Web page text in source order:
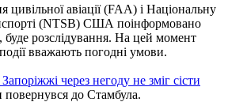
цивільної авіації (FAA) і Національну
(NTSB) США поінформовано
буде розслідування. На цей момент
вважають погодні умови.
через негоду не зміг сісти
повернувся до Стамбула.